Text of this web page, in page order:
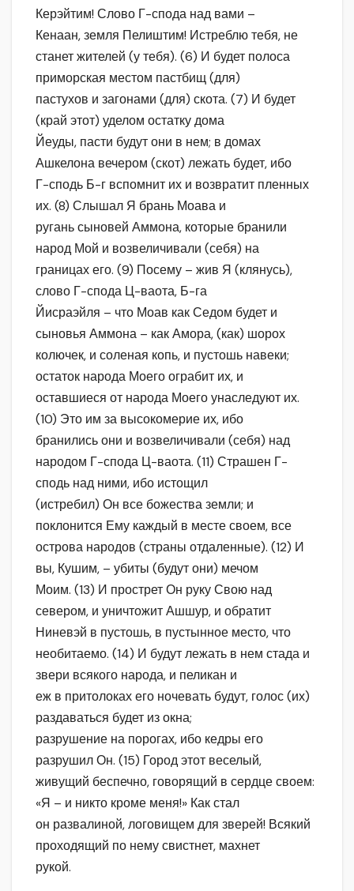
Керэйтим! Слово Г-спода над вами –
Кенаан, земля Пелиштим! Истреблю тебя, не
станет жителей (у тебя). (6) И будет полоса
приморская местом пастбищ (для)
пастухов и загонами (для) скота. (7) И будет
(край этот) уделом остатку дома
Йеуды, пасти будут они в нем; в домах
Ашкелона вечером (скот) лежать будет, ибо
Г-сподь Б-г вспомнит их и возвратит пленных
их. (8) Слышал Я брань Моава и
ругань сыновей Аммона, которые бранили
народ Мой и возвеличивали (себя) на
границах его. (9) Посему – жив Я (клянусь),
слово Г-спода Ц-ваота, Б-га
Йисраэйля – что Моав как Седом будет и
сыновья Аммона – как Амора, (как) шорох
колючек, и соленая копь, и пустошь навеки;
остаток народа Моего ограбит их, и
оставшиеся от народа Моего унаследуют их.
(10) Это им за высокомерие их, ибо
бранились они и возвеличивали (себя) над
народом Г-спода Ц-ваота. (11) Страшен Г-
сподь над ними, ибо истощил
(истребил) Он все божества земли; и
поклонится Ему каждый в месте своем, все
острова народов (страны отдаленные). (12) И
вы, Кушим, – убиты (будут они) мечом
Моим. (13) И прострет Он руку Свою над
севером, и уничтожит Ашшур, и обратит
Ниневэй в пустошь, в пустынное место, что
необитаемо. (14) И будут лежать в нем стада и
звери всякого народа, и пеликан и
еж в притолоках его ночевать будут, голос (их)
раздаваться будет из окна;
разрушение на порогах, ибо кедры его
разрушил Он. (15) Город этот веселый,
живущий беспечно, говорящий в сердце своем:
«Я – и никто кроме меня!» Как стал
он развалиной, логовищем для зверей! Всякий
проходящий по нему свистнет, махнет
рукой.